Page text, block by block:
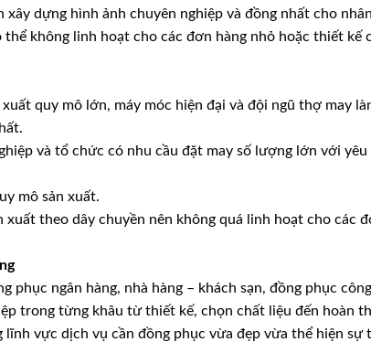
dựng hình ảnh chuyên nghiệp và đồng nhất cho
không linh hoạt cho các đơn hàng nhỏ hoặc thiết kế
quy mô lớn, máy móc hiện đại và đội ngũ thợ may
và tổ chức có nhu cầu đặt may số lượng lớn với yêu
mô sản xuất.
theo dây chuyền nên không quá linh hoạt cho các
phục ngân hàng, nhà hàng – khách sạn, đồng phục
trong từng khâu từ thiết kế, chọn chất liệu đến hoàn
vực dịch vụ cần đồng phục vừa đẹp vừa thể hiện sự